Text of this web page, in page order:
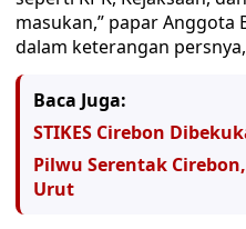
masukan,” papar Anggota
dalam keterangan
Baca Juga:
STIKES Cirebon
Pilwu Serentak
Urut